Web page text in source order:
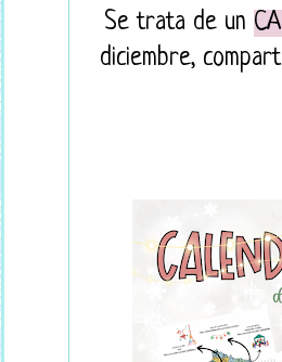
Se trata de un
diciembre,